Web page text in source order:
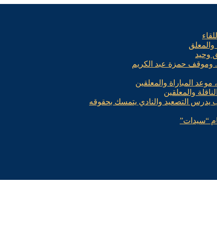
والمعلق
وحيد
وموقف حمزة عبد الكريم
موعد المباراة والمعلقين
والمعلقين
يدرس التصعيد والنادي يتمسك بحقوقه